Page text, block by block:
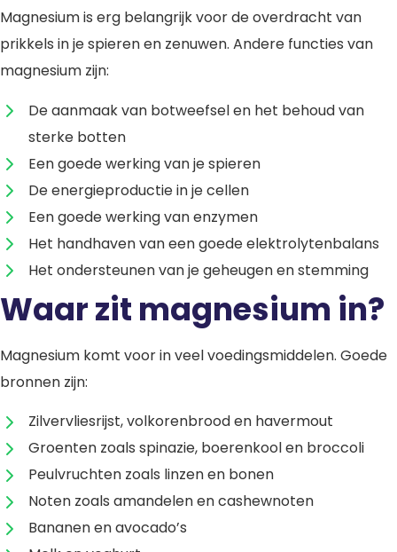
Magnesium is erg belangrijk voor de overdracht van
prikkels in je spieren en zenuwen. Andere functies van
magnesium zijn:
De aanmaak van botweefsel en het behoud van
sterke botten
Een goede werking van je spieren
De energieproductie in je cellen
Een goede werking van enzymen
Het handhaven van een goede elektrolytenbalans
Het ondersteunen van je geheugen en stemming
Waar zit magnesium in?
Magnesium komt voor in veel voedingsmiddelen. Goede
bronnen zijn:
Zilvervliesrijst, volkorenbrood en havermout
Groenten zoals spinazie, boerenkool en broccoli
Peulvruchten zoals linzen en bonen
Noten zoals amandelen en cashewnoten
Bananen en avocado’s